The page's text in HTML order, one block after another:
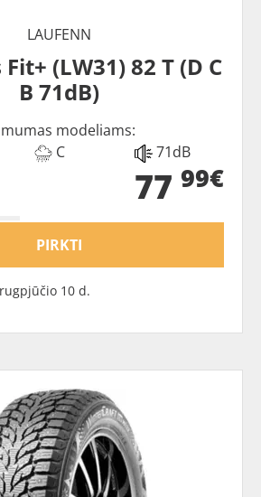
LAUFENN
(LW31) 82 T (D C
B 71dB)
modeliams:
C 71dB
77 99€
PIRKTI
10 d.